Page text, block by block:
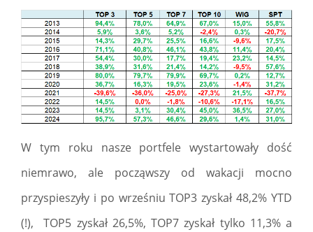
W tym roku nasze portfele wystartowały dość
niemrawo, ale począwszy od wakacji mocno
przyspieszyły i po wrześniu TOP3 zyskał 48,2% YTD
(!), TOP5 zyskał 26,5%, TOP7 zyskał tylko 11,3% a